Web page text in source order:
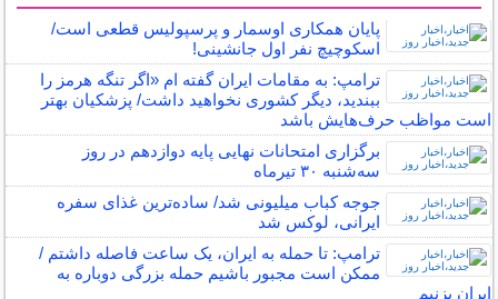
پایان همکاری اوسمار و پرسپولیس قطعی است/
اسکوچیچ نفر اول جانشینی!
ترامپ: به مقامات ایران گفته ام «اگر تنگه هرمز را
ببندید، دیگر کشوری نخواهید داشت/ پزشکیان بهتر
است مواظب حرف‌هایش باشد
برگزاری امتحانات نهایی پایه دوازدهم در روز
سه‌شنبه ۳۰ تیرماه
جوجه‌ کباب میلیونی شد/ ساده‌ترین غذای سفره
ایرانی، لوکس شد
ترامپ: تا حمله به ایران، یک ساعت فاصله داشتم /
ممکن است مجبور باشیم حمله بزرگی دوباره به
ایران بزنیم